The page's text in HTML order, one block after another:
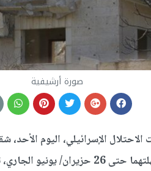
صورة أرشيفية
الإسرائيلي، اليوم
هدم بنايتهما السكينة ذاتيا،